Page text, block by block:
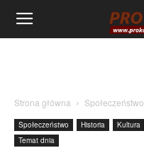
Strona główna Społeczeństwo
Społeczeństwo Historia Kultura
Temat dnia